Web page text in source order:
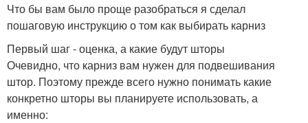
Что бы вам было проще разобраться я сделал
пошаговую инструкцию о том как выбирать карниз
Первый шаг - оценка, а какие будут шторы
Очевидно, что карниз вам нужен для подвешивания
штор. Поэтому прежде всего нужно понимать какие
конкретно шторы вы планируете использовать, а
именно: